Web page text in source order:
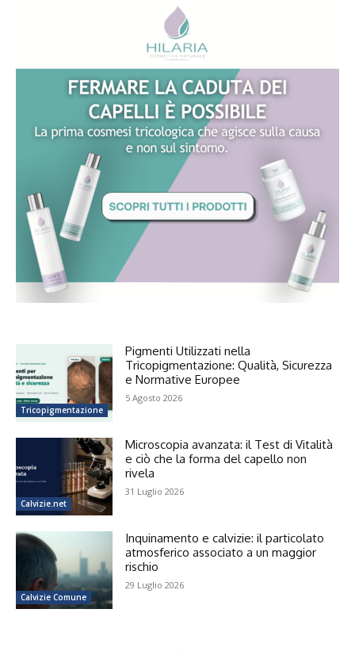
Tricopigmentazione
Pigmenti Utilizzati nella
Tricopigmentazione: Qualità, Sicurezza
e Normative Europee
5 Agosto 2026
Calvizie.net
Microscopia avanzata: il Test di Vitalità
e ciò che la forma del capello non
rivela
31 Luglio 2026
Calvizie Comune
Inquinamento e calvizie: il particolato
atmosferico associato a un maggior
rischio
29 Luglio 2026